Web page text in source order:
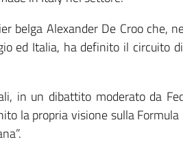
belga Alexander De Croo che,
ed Italia, ha definito il circuito
in un dibattito moderato da
la propria visione sulla